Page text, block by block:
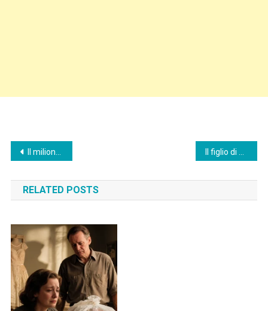
Post
navigation
Il milionario si ammala sempre dopo aver mangiato il cibo della moglie — finché la domestica nera non scopre la verità…
RELATED POSTS